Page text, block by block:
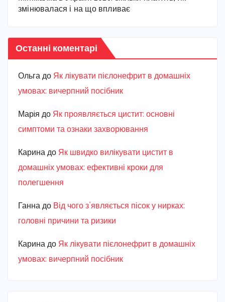
змінювалася і на що впливає
Останні коментарі
Ольга до Як лікувати пієлонефрит в домашніх
умовах: вичерпний посібник
Марiя до Як проявляється цистит: основні
симптоми та ознаки захворювання
Карина до Як швидко вилікувати цистит в
домашніх умовах: ефективні кроки для
полегшення
Ганна до Від чого з’являється пісок у нирках:
головні причини та ризики
Карина до Як лікувати пієлонефрит в домашніх
умовах: вичерпний посібник